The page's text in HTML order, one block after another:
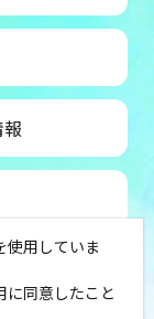
用していま
同意したこと